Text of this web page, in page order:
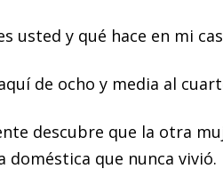
usted y qué hace en mi
de ocho y media al
descubre que la otra
doméstica que nunca vivió.